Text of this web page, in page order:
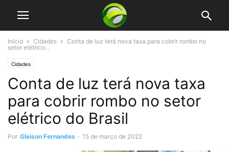
Início Cidades
Conta de luz terá nova taxa para cobrir rombo no
setor elétrico...
Cidades
Conta de luz terá nova taxa
para cobrir rombo no setor
elétrico do Brasil
Por Gleison Fernandes - 15 de março de 2022